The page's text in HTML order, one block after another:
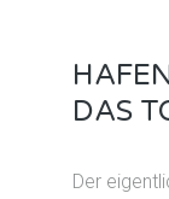
DAS
Der